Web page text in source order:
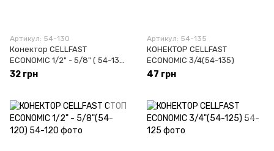
Артикул: 54-130
Конектор CELLFAST
ECONOMIC 1/2" - 5/8" ( 54-130
)
32 грн
Артикул: 54-135
КОНЕКТОР СELLFAST
ECONOMIC 3/4(54-135)
47 грн